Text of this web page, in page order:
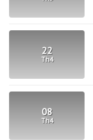
22
Th4
08
Th4